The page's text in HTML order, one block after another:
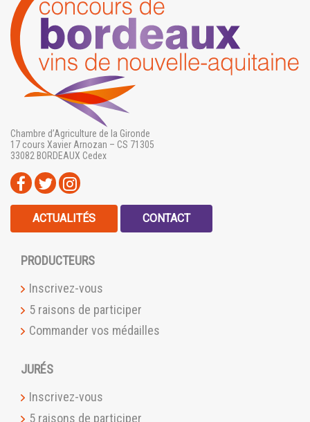
Chambre d’Agriculture de la Gironde
17 cours Xavier Arnozan – CS 71305
33082 BORDEAUX Cedex
ACTUALITÉS CONTACT
PRODUCTEURS
Inscrivez-vous
5 raisons de participer
Commander vos médailles
JURÉS
Inscrivez-vous
5 raisons de participer